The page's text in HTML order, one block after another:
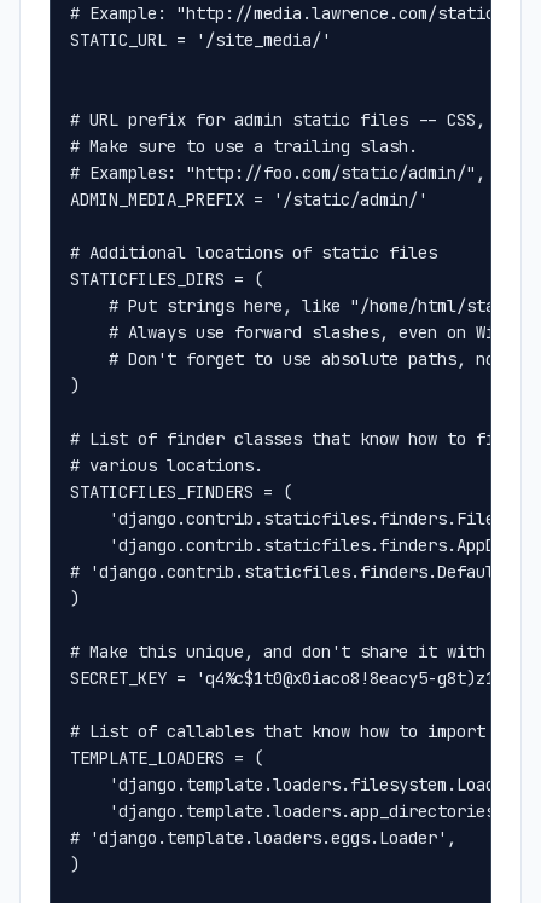
# Example: "http://media.lawrence.com/static/"
STATIC_URL = '/site_media/'
# URL prefix for admin static files -- CSS,
# Make sure to use a trailing slash.
# Examples: "http://foo.com/static/admin/", "/
ADMIN_MEDIA_PREFIX = '/static/admin/'
# Additional locations of static files
STATICFILES_DIRS = (
# Put strings here, like "/home/html/
# Always use forward slashes, even on
# Don't forget to use absolute paths, not
)
# List of finder classes that know how to find
# various locations.
STATICFILES_FINDERS = (
#
)
# Make this unique, and don't share it with
SECRET_KEY = 'q4%c$1t0@x0iaco8!8eacy5-
# List of callables that know how to import
TEMPLATE_LOADERS = (
    'django.template.loaders.filesystem.Loader',
# 'django.template.loaders.eggs.Loader',
)